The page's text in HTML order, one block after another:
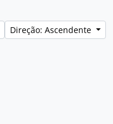
Direção: Ascendente